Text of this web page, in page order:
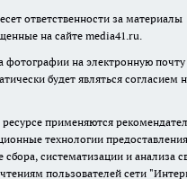
ответственности за материалы
на сайте media41.ru.
фотографии на электронную почту
будет являться согласием
применяются
технологии предоставления
систематизации и анализа
пользователей сети